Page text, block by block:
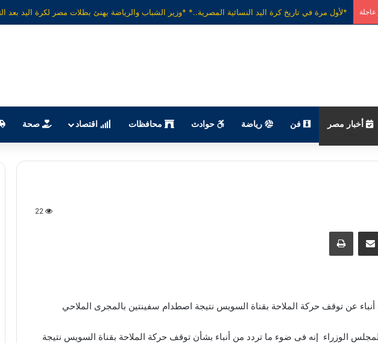
عاجلة
أخبار مصر فن رياضة حوادث محافظات اقتصاد صحة
22
مشاركة عبر البريد طباعة
عن توقف حركة الملاحة بقناة السويس نتيجة اصطدام سفينتين بالمجرى الملاحي
الوزراء إنه فى ضوء ما تردد من أنباء بشأن توقف حركة الملاحة بقناة السويس نتيجة